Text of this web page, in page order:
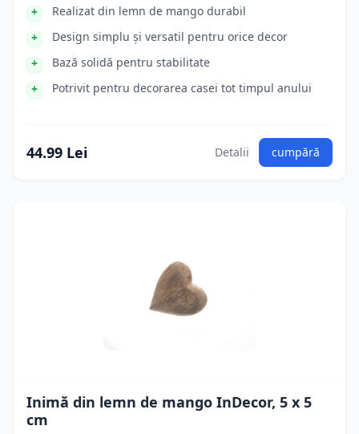
Realizat din lemn de mango durabil
Design simplu și versatil pentru orice decor
Bază solidă pentru stabilitate
Potrivit pentru decorarea casei tot timpul anului
44.99 Lei Detalii cumpără
Inimă din lemn de mango InDecor, 5 x 5
cm